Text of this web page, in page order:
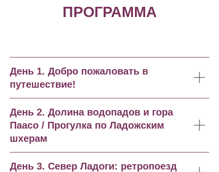
ПРОГРАММА
День 1. Добро пожаловать в
путешествие!
День 2. Долина водопадов и гора
Паасо / Прогулка по Ладожским
шхерам
День 3. Север Ладоги: ретропоезд